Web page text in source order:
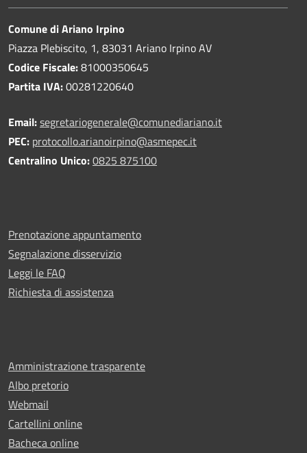
Comune di Ariano Irpino
Piazza Plebiscito, 1, 83031 Ariano Irpino AV
Codice Fiscale:81000350645
Partita IVA:00281220640
Email:segretariogenerale@comunediariano.it
PEC: protocollo.arianoirpino@asmepec.it
Centralino Unico:0825 875100
Prenotazione appuntamento
Segnalazione disservizio
Leggi le FAQ
Richiesta di assistenza
Amministrazione trasparente
Albo pretorio
Webmail
Cartellini online
Bacheca online